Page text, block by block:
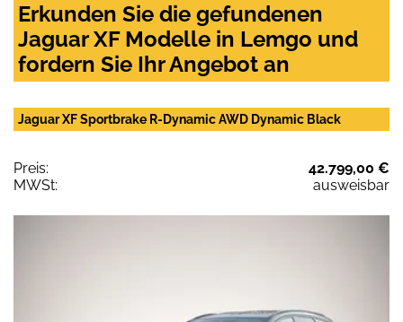
Erkunden Sie die gefundenen
Jaguar XF Modelle in Lemgo und
fordern Sie Ihr Angebot an
Jaguar XF Sportbrake R-Dynamic AWD Dynamic Black
Preis:
42.799,00 €
MWSt:
ausweisbar